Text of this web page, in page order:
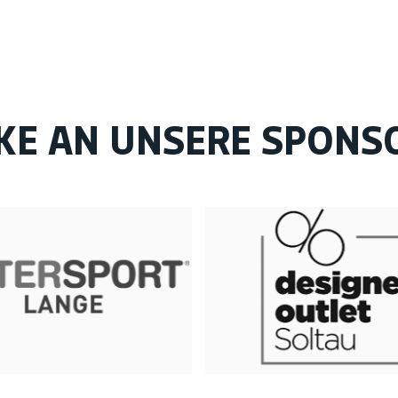
AN UNSERE